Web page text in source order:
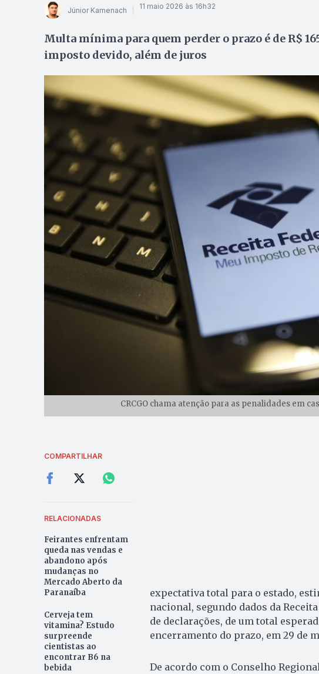
Júnior Kamenach 11 maio 2026 às 16h32
Multa mínima para quem perder o prazo é de R$
imposto devido, além de juros
CRCGO chama atenção para as penalidades em
COMPARTILHAR
RELACIONADAS
Feirantes enfrentam
queda nas vendas e
abandono após
mudanças no
Mercado Aberto da
Paranaíba
Cerveja tem
vitamina? Estudo
surpreende
cientistas ao
encontrar B6 na
bebida
expectativa total para o estado,
nacional, segundo dados da
de declarações, de um total
encerramento do prazo, em 29 de
De acordo com o Conselho